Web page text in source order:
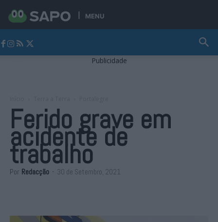
MENU
Publicidade
Ferido grave em
acidente de
trabalho
Por Redacção - 30 de Setembro, 2021